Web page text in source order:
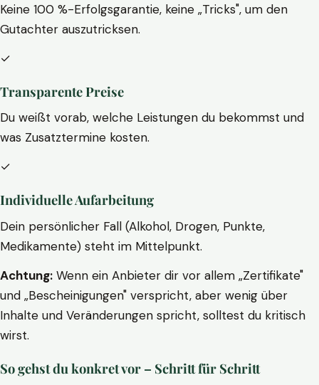
Keine 100 %-Erfolgsgarantie, keine „Tricks", um den
Gutachter auszutricksen.
✓
Transparente Preise
Du weißt vorab, welche Leistungen du bekommst und
was Zusatztermine kosten.
✓
Individuelle Aufarbeitung
Dein persönlicher Fall (Alkohol, Drogen, Punkte,
Medikamente) steht im Mittelpunkt.
Achtung: Wenn ein Anbieter dir vor allem „Zertifikate"
und „Bescheinigungen" verspricht, aber wenig über
Inhalte und Veränderungen spricht, solltest du kritisch
wirst.
So gehst du konkret vor – Schritt für Schritt